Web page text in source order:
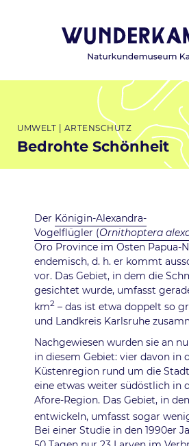
Hauptnavigation
Themen
UMWELT ARTENSCHUTZ
Bedrohte Schönheit
Beschreibung
Der Königin-Alexandra-
Vogelflügler (Ornithoptera
Oro Province im Osten Papua-
endemisch, d. h. er kommt
vor. Das Gebiet, in dem die
gesichtet wurde, umfasst
km2 – das ist etwa doppelt so
und Landkreis Karlsruhe
Nachgewiesen wurden sie an
in diesem Gebiet: vier davon in
Küstenregion rund um die
eine etwas weiter südöstlich in
Afore-Region. Das Gebiet, in
entwickeln, umfasst sogar
Bei einer Studie in den 1990er